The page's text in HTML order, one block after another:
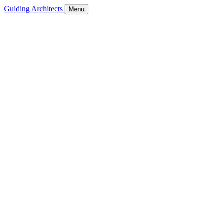
Guiding Architects Menu